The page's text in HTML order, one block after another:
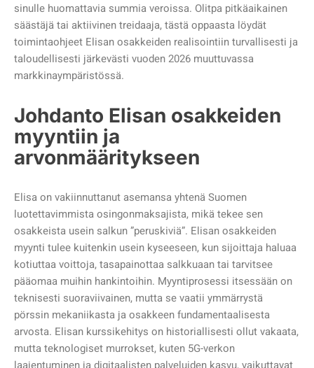
sinulle huomattavia summia veroissa. Olitpa pitkäaikainen
säästäjä tai aktiivinen treidaaja, tästä oppaasta löydät
toimintaohjeet Elisan osakkeiden realisointiin turvallisesti ja
taloudellisesti järkevästi vuoden 2026 muuttuvassa
markkinaympäristössä.
Johdanto Elisan osakkeiden
myyntiin ja
arvonmääritykseen
Elisa on vakiinnuttanut asemansa yhtenä Suomen
luotettavimmista osingonmaksajista, mikä tekee sen
osakkeista usein salkun ”peruskiviä”. Elisan osakkeiden
myynti tulee kuitenkin usein kyseeseen, kun sijoittaja haluaa
kotiuttaa voittoja, tasapainottaa salkkuaan tai tarvitsee
pääomaa muihin hankintoihin. Myyntiprosessi itsessään on
teknisesti suoraviivainen, mutta se vaatii ymmärrystä
pörssin mekaniikasta ja osakkeen fundamentaalisesta
arvosta. Elisan kurssikehitys on historiallisesti ollut vakaata,
mutta teknologiset murrokset, kuten 5G-verkon